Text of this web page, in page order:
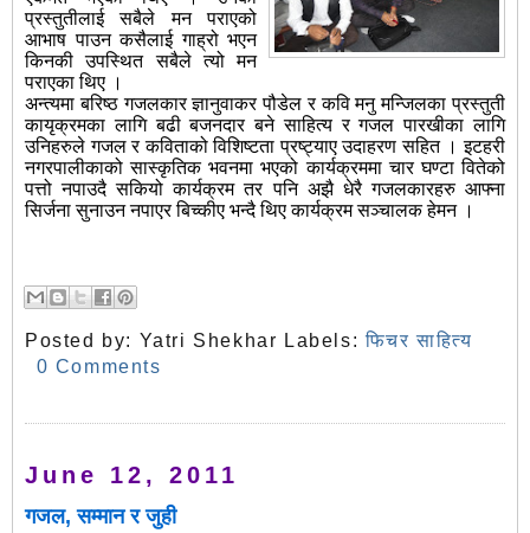
प्रस्तुतीलाई सबैले मन पराएको
आभाष पाउन कसैलाई गाह्रो भएन
किनकी उपस्थित सबैले त्यो मन
पराएका थिए ।
अन्त्यमा बरिष्ठ गजलकार ज्ञानुवाकर पौडेल र कवि मनु मन्जिलका प्रस्तुती
कायृक्रमका लागि बढी बजनदार बने साहित्य र गजल पारखीका लागि
उनिहरुले गजल र कविताको विशिष्टता प्रष्ट्याए उदाहरण सहित । इटहरी
नगरपालीकाको सास्कृतिक भवनमा भएको कार्यक्रममा चार घण्टा वितेको
पत्तो नपाउदै सकियो कार्यक्रम तर पनि अझै धेरै गजलकारहरु आफ्ना
सिर्जना सुनाउन नपाएर बिच्कीए भन्दै थिए कार्यक्रम सञ्चालक हेमन ।
Posted by: Yatri Shekhar Labels:फिचर साहित्य
0 Comments
June 12, 2011
गजल, सम्मान र जुही